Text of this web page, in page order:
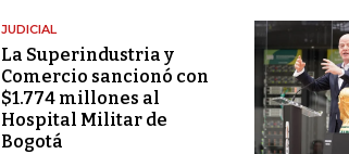
JUDICIAL
La Superindustria y
Comercio sancionó con
$1.774 millones al
Hospital Militar de
Bogotá